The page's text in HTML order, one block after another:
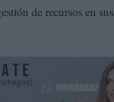
de recursos en sus